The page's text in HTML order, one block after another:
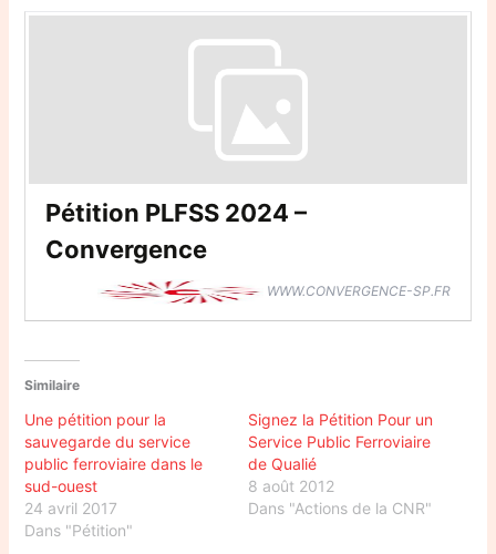
Pétition PLFSS 2024 –
Convergence
WWW.CONVERGENCE-SP.FR
Similaire
Une pétition pour la
sauvegarde du service
public ferroviaire dans le
sud-ouest
24 avril 2017
Dans "Pétition"
Signez la Pétition Pour un
Service Public Ferroviaire
de Qualié
8 août 2012
Dans "Actions de la CNR"